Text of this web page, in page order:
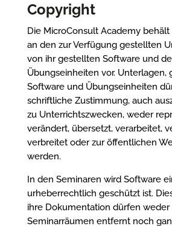
Copyright
Die MicroConsult Academy
an den zur Verfügung gestellten
von ihr gestellten Software und
Übungseinheiten vor. Unterlagen,
Software und Übungseinheiten
schriftliche Zustimmung, auch
zu Unterrichtszwecken, weder
verändert, übersetzt, verarbeitet,
verbreitet oder zur öffentlichen
werden.
In den Seminaren wird Software
urheberrechtlich geschützt ist.
ihre Dokumentation dürfen weder
Seminarräumen entfernt noch